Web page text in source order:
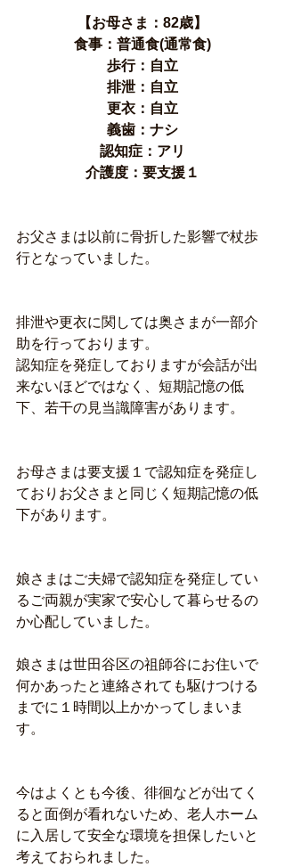
【お母さま：82歳】
食事：普通食(通常食)
歩行：自立
排泄：自立
更衣：自立
義歯：ナシ
認知症：アリ
介護度：要支援１
お父さまは以前に骨折した影響で杖歩
行となっていました。
排泄や更衣に関しては奥さまが一部介
助を行っております。
認知症を発症しておりますが会話が出
来ないほどではなく、短期記憶の低
下、若干の見当識障害があります。
お母さまは要支援１で認知症を発症し
ておりお父さまと同じく短期記憶の低
下があります。
娘さまはご夫婦で認知症を発症してい
るご両親が実家で安心して暮らせるの
か心配していました。
娘さまは世田谷区の祖師谷にお住いで
何かあったと連絡されても駆けつける
までに１時間以上かかってしまいま
す。
今はよくとも今後、徘徊などが出てく
ると面倒が看れないため、老人ホーム
に入居して安全な環境を担保したいと
考えておられました。